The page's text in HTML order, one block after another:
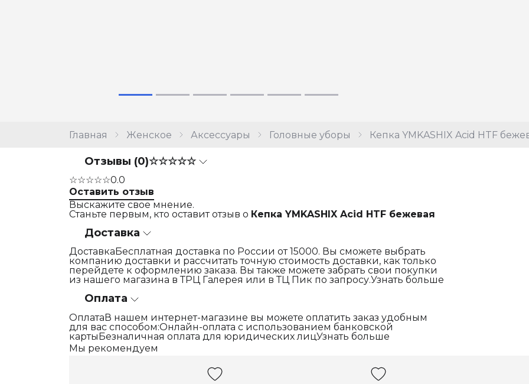
Главная Женское Аксессуары Головные уборы Кепка YMKASHIX Acid HTF
Отзывы (0)☆☆☆☆☆
☆☆☆☆☆0.0
Оставить отзыв
Выскажите свое мнение.
Станьте первым, кто оставит отзыв о Кепка YMKASHIX Acid HTF бежевая
Доставка
ДоставкаБесплатная доставка по России от 15000. Вы сможете выбрать
компанию доставки и рассчитать точную стоимость доставки, как только
перейдете к оформлению заказа. Вы также можете забрать свои покупки
из нашего магазина в ТРЦ Галерея или в ТЦ Пик по запросу.Узнать больше
Оплата
ОплатаВ нашем интернет-магазине вы можете оплатить заказ удобным
для вас способом:Онлайн-оплата с использованием банковской
картыБезналичная оплата для юридических лицУзнать больше
Мы рекомендуем